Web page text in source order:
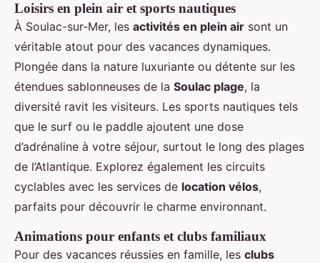
Loisirs en plein air et sports nautiques
À Soulac-sur-Mer, les activités en plein air sont un
véritable atout pour des vacances dynamiques.
Plongée dans la nature luxuriante ou détente sur les
étendues sablonneuses de la Soulac plage, la
diversité ravit les visiteurs. Les sports nautiques tels
que le surf ou le paddle ajoutent une dose
d’adrénaline à votre séjour, surtout le long des plages
de l’Atlantique. Explorez également les circuits
cyclables avec les services de location vélos,
parfaits pour découvrir le charme environnant.
Animations pour enfants et clubs familiaux
Pour des vacances réussies en famille, les clubs